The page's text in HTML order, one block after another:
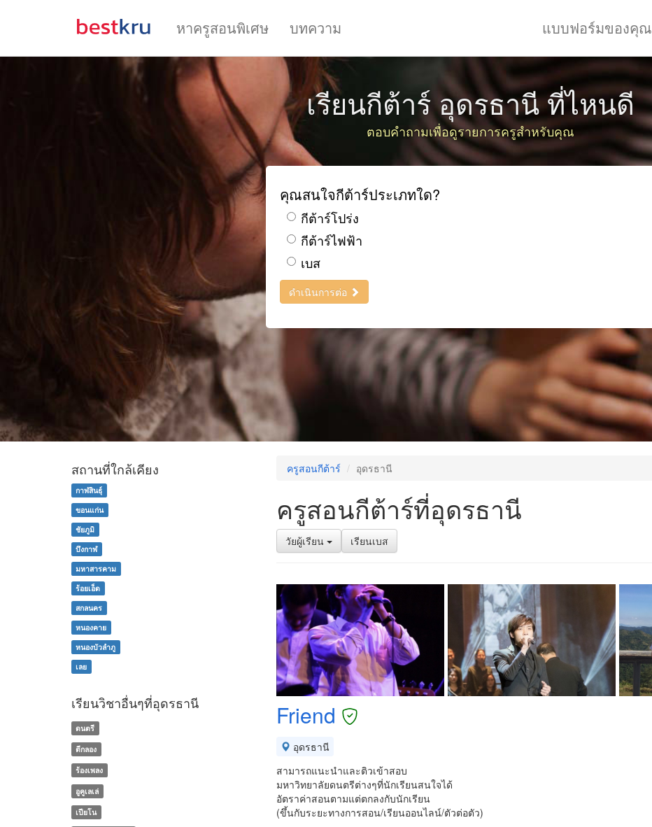
หาครูสอนพิเศษ บทความ แบบฟอร์มของคุณ
เรียนกีต้าร์ อุดรธานี ที่ไหนดี
ตอบคำถามเพื่อดูรายการครูสำหรับคุณ
คุณสนใจกีต้าร์ประเภทใด?
กีต้าร์โปร่ง
กีต้าร์ไฟฟ้า
เบส
ดำเนินการต่อ
ครูสอนกีต้าร์ อุดรธานี
ครูสอนกีต้าร์ที่อุดรธานี
วัยผู้เรียน เรียนเบส
Friend
อุดรธานี
สามารถแนะนำและติวเข้าสอบ
มหาวิทยาลัยดนตรีต่างๆที่นักเรียนสนใจได้
อัตราค่าสอนตามแต่ตกลงกับนักเรียน
(ขึ้นกับระยะทางการสอน/เรียนออนไลน์/ตัวต่อตัว)
สถานที่ใกล้เคียง
กาฬสินธุ์
ขอนแก่น
ชัยภูมิ
บึงกาฬ
มหาสารคาม
ร้อยเอ็ด
สกลนคร
หนองคาย
หนองบัวลำภู
เลย
เรียนวิชาอื่นๆที่อุดรธานี
ดนตรี
ตีกลอง
ร้องเพลง
อูคูเลเล่
เปียโน